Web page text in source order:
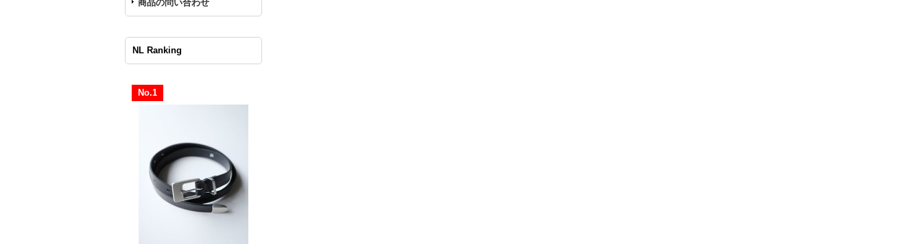
商品の問い合わせ
NL Ranking
No.1